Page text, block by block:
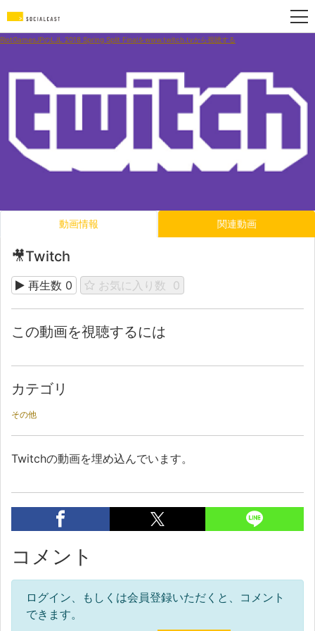
RiotGamesJPのLJL 2018 Spring Split Finalをwww.twitch.tvから視聴する
動画情報 関連動画
🎥Twitch
再生数 0 お気に入り数 0
この動画を視聴するには
カテゴリ
その他
Twitchの動画を埋め込んでいます。
コメント
ログイン、もしくは会員登録いただくと、コメント
できます。